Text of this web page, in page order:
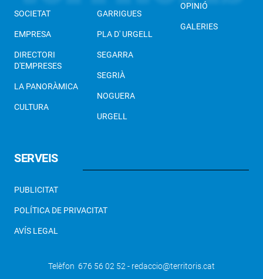
SOCIETAT
EMPRESA
DIRECTORI
D'EMPRESES
LA PANORÀMICA
CULTURA
GARRIGUES
PLA D' URGELL
SEGARRA
SEGRIÀ
NOGUERA
URGELL
OPINIÓ
GALERIES
SERVEIS
PUBLICITAT
POLÍTICA DE PRIVACITAT
AVÍS LEGAL
Telèfon 676 56 02 52 - redaccio@territoris.cat